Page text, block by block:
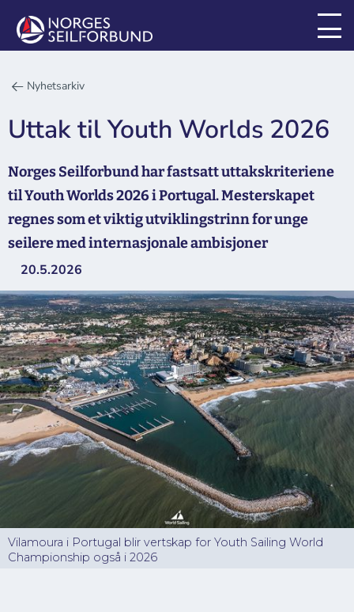
Nyhetsarkiv
Uttak til Youth Worlds 2026
Norges Seilforbund har fastsatt uttakskriteriene
til Youth Worlds 2026 i Portugal. Mesterskapet
regnes som et viktig utviklingstrinn for unge
seilere med internasjonale ambisjoner
20.5.2026
Vilamoura i Portugal blir vertskap for Youth Sailing World
Championship også i 2026